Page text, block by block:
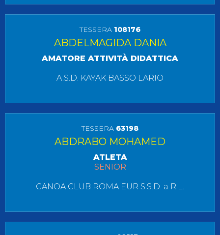
TESSERA 108176
ABDELMAGIDA DANIA
AMATORE ATTIVITÀ DIDATTICA
A.S.D. KAYAK BASSO LARIO
TESSERA 63198
ABDRABO MOHAMED
ATLETA
SENIOR
CANOA CLUB ROMA EUR S.S.D. a R.L.